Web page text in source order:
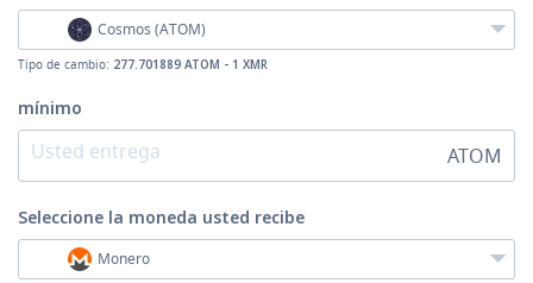
Cosmos (ATOM)
Tipo de cambio: 277.701889 ATOM - 1 XMR
mínimo
ATOM
Seleccione la moneda usted recibe
Monero